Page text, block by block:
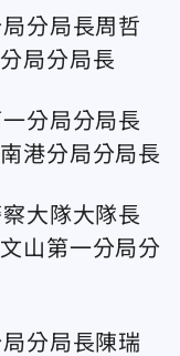
分局長周哲
局分局長
分局分局長
港分局分局長
大隊大隊長
山第一分局分
分局長陳瑞